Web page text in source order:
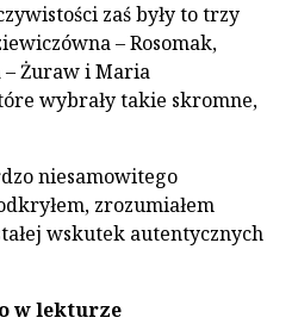
zaś były to trzy
– Rosomak,
Żuraw i Maria
wybrały takie skromne,
niesamowitego
zrozumiałem
wskutek autentycznych
w lekturze